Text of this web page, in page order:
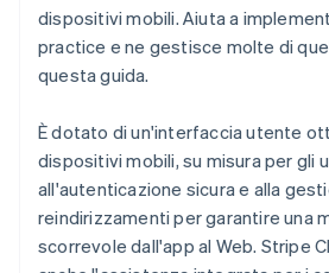
dispositivi mobili. Aiuta a
practice e ne gestisce molte di
questa guida.
È dotato di un'interfaccia utente
dispositivi mobili, su misura per gli
all'autenticazione sicura e alla
reindirizzamenti per garantire una
scorrevole dall'app al Web. Stripe